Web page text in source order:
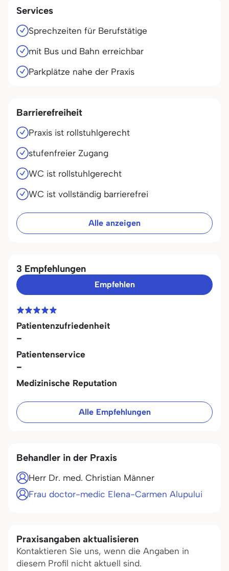
Services
Sprechzeiten für Berufstätige
mit Bus und Bahn erreichbar
Parkplätze nahe der Praxis
Barrierefreiheit
Praxis ist rollstuhlgerecht
stufenfreier Zugang
WC ist rollstuhlgerecht
WC ist vollständig barrierefrei
Alle anzeigen
3 Empfehlungen
Empfehlen
Patientenzufriedenheit
-
Patientenservice
-
Medizinische Reputation
Alle Empfehlungen
Behandler in der Praxis
Herr Dr. med. Christian Männer
Frau doctor-medic Elena-Carmen Alupului
Praxisangaben aktualisieren
Kontaktieren Sie uns, wenn die Angaben in
diesem Profil nicht aktuell sind.